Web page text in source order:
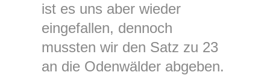
ist es uns aber wieder
eingefallen, dennoch
mussten wir den Satz zu 23
an die Odenwälder abgeben.